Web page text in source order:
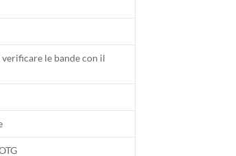
le bande con il